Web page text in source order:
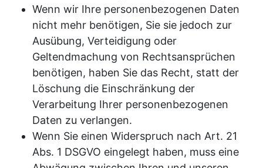
Wenn wir Ihre personenbezogenen Daten
nicht mehr benötigen, Sie sie jedoch zur
Ausübung, Verteidigung oder
Geltendmachung von Rechtsansprüchen
benötigen, haben Sie das Recht, statt der
Löschung die Einschränkung der
Verarbeitung Ihrer personenbezogenen
Daten zu verlangen.
Wenn Sie einen Widerspruch nach Art. 21
Abs. 1 DSGVO eingelegt haben, muss eine